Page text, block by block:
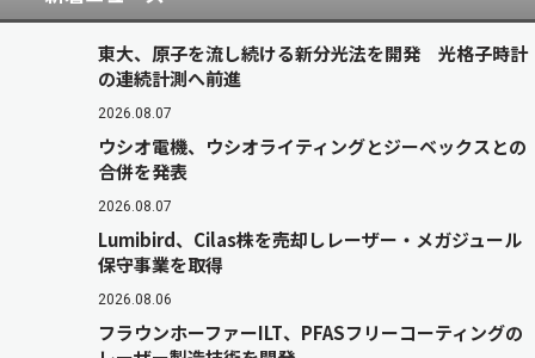
東大、原子を流し続ける新分光法を開発 光格子時計
の連続計測へ前進
2026.08.07
ウシオ電機、ウシオライティングとジーベックスとの
合併を発表
2026.08.07
Lumibird、Cilas株を売却しレーザー・メガジュール
保守事業を取得
2026.08.06
フラウンホーファーILT、PFASフリーコーティングの